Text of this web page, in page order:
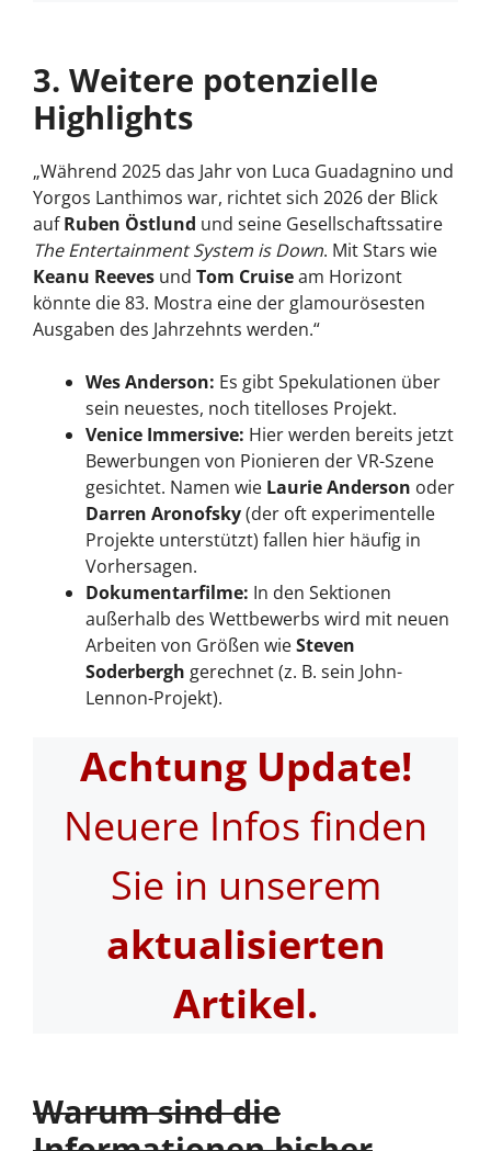
3. Weitere potenzielle
Highlights
„Während 2025 das Jahr von Luca Guadagnino und
Yorgos Lanthimos war, richtet sich 2026 der Blick
aufRuben Östlund und seine Gesellschaftssatire
The Entertainment System is Down. Mit Stars wie
Keanu Reeves und Tom Cruiseam Horizont
könnte die 83. Mostra eine der glamourösesten
Ausgaben des Jahrzehnts werden.“
Wes Anderson: Es gibt Spekulationen über
sein neuestes, noch titelloses Projekt.
Venice Immersive: Hier werden bereits jetzt
Bewerbungen von Pionieren der VR-Szene
gesichtet. Namen wie Laurie Anderson oder
Darren Aronofsky(der oft experimentelle
Projekte unterstützt) fallen hier häufig in
Vorhersagen.
Dokumentarfilme: In den Sektionen
außerhalb des Wettbewerbs wird mit neuen
Arbeiten von Größen wieSteven
Soderbergh gerechnet (z. B. sein John-
Lennon-Projekt).
Achtung Update!
Neuere Infos finden
Sie in unserem
aktualisierten
Artikel.
Warum sind die